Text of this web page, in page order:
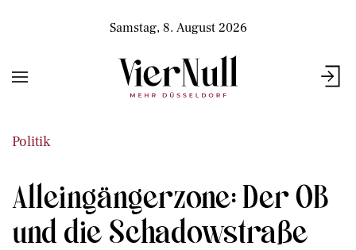
Samstag, 8. August 2026
Politik
Alleingängerzone: Der OB
und die Schadowstraße